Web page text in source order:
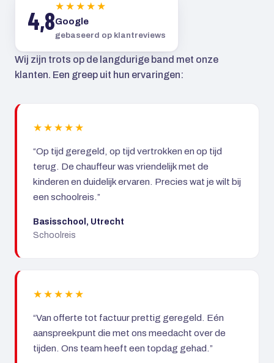
4,8★★★★★
Google
gebaseerd op klantreviews
Wij zijn trots op de langdurige band met onze
klanten. Een greep uit hun ervaringen:
★★★★★
“Op tijd geregeld, op tijd vertrokken en op tijd
terug. De chauffeur was vriendelijk met de
kinderen en duidelijk ervaren. Precies wat je wilt bij
een schoolreis.”
Basisschool, Utrecht
Schoolreis
★★★★★
“Van offerte tot factuur prettig geregeld. Eén
aanspreekpunt die met ons meedacht over de
tijden. Ons team heeft een topdag gehad.”